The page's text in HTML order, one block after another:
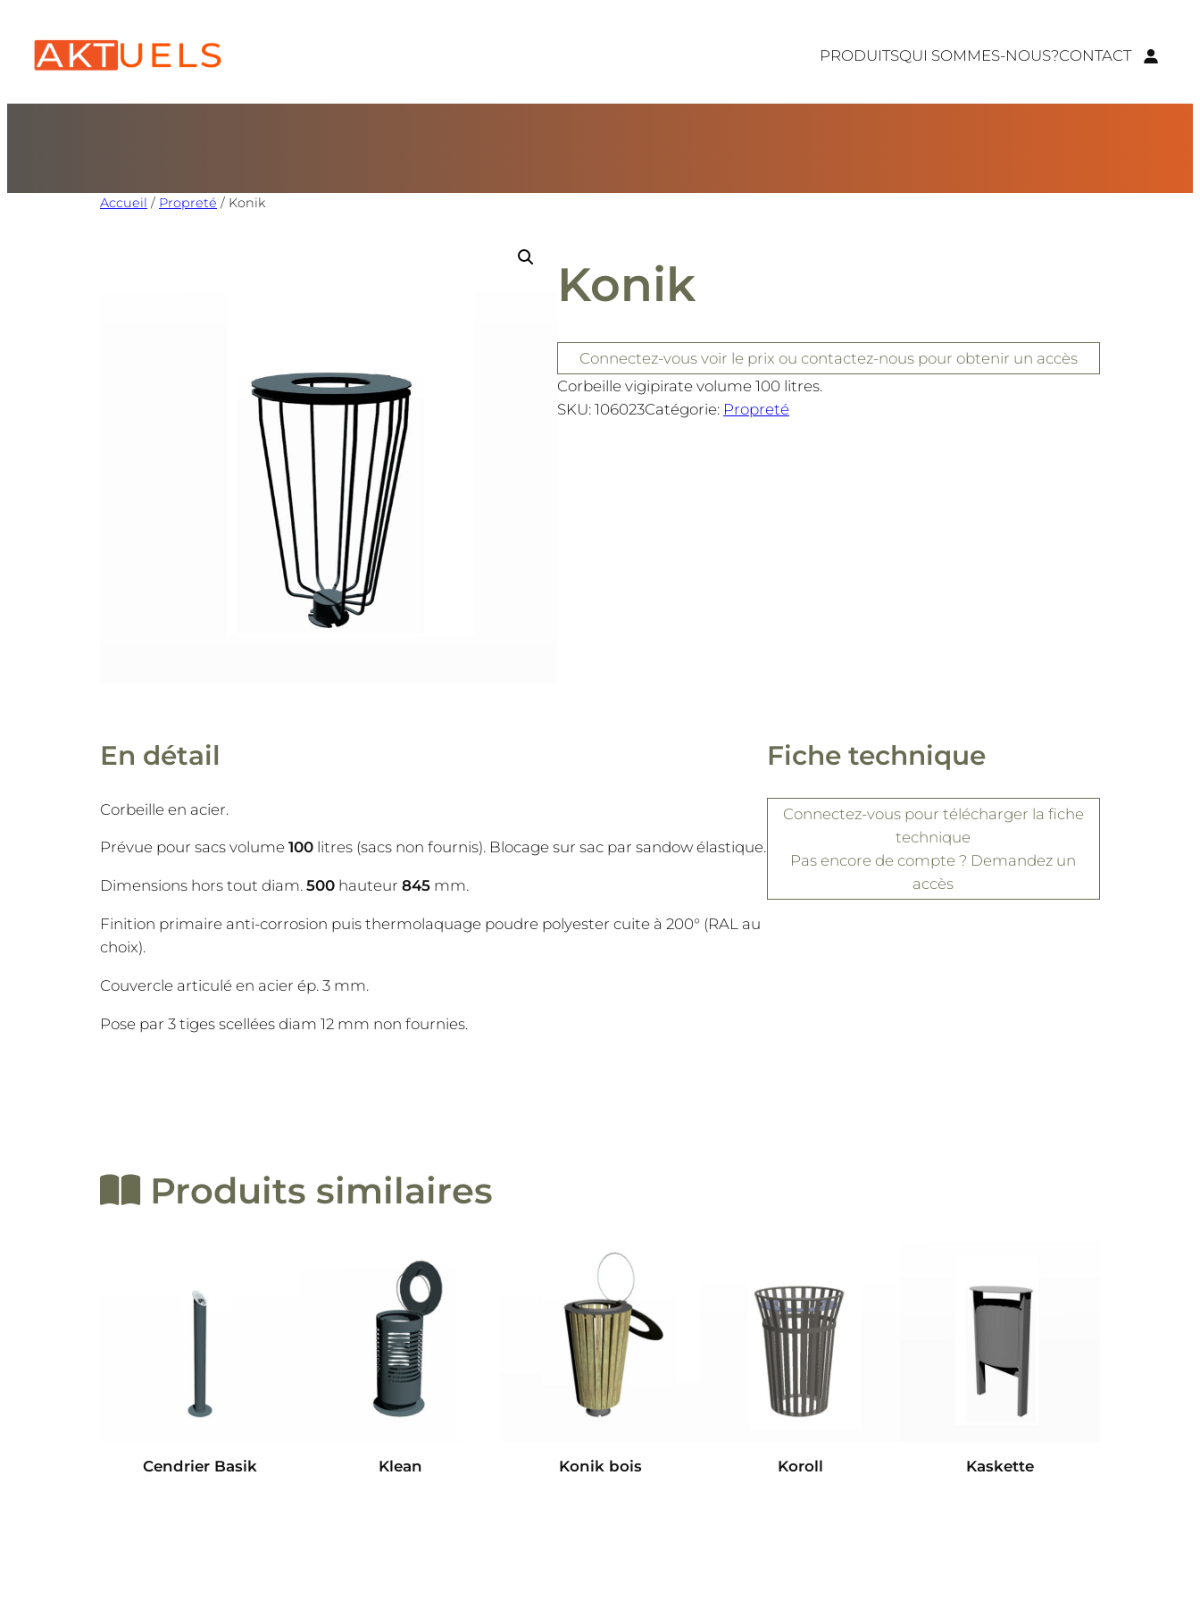
PRODUITSQUI SOMMES-NOUS?CONTACT
Accueil / Propreté / Konik
Konik
Connectez-vous voir le prix ou contactez-nous pour obtenir un accès
Corbeille vigipirate volume 100 litres.
SKU: 106023Catégorie: Propreté
En détail
Corbeille en acier.
Prévue pour sacs volume 100 litres (sacs non fournis). Blocage sur sac par sandow élastique.
Dimensions hors tout diam. 500 hauteur 845 mm.
Finition primaire anti-corrosion puis thermolaquage poudre polyester cuite à 200° (RAL au
choix).
Couvercle articulé en acier ép. 3 mm.
Pose par 3 tiges scellées diam 12 mm non fournies.
Fiche technique
Connectez-vouspour télécharger la fiche
technique
Pas encore de compte ? Demandez un
accès
Produits similaires
Cendrier Basik Klean Konik bois Koroll Kaskette